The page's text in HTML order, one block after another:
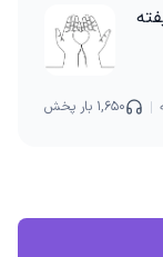
۱,۶۵۰ بار پخش